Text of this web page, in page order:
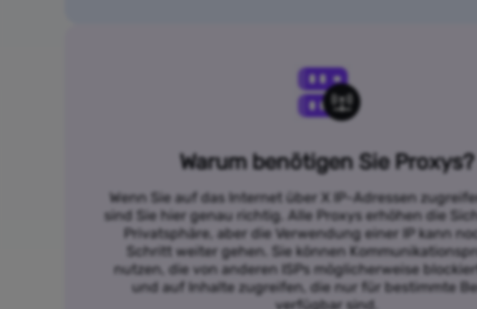
Warum benötigen Sie Proxys?
Wenn Sie auf das Internet über X IP-Adressen
sind Sie hier genau richtig. Alle Proxys erhöhen die
Privatsphäre, aber die Verwendung einer IP kann
Schritt weiter gehen. Sie können
nutzen, die von anderen ISPs möglicherweise
und auf Inhalte zugreifen, die nur für bestimmte
verfügbar sind.